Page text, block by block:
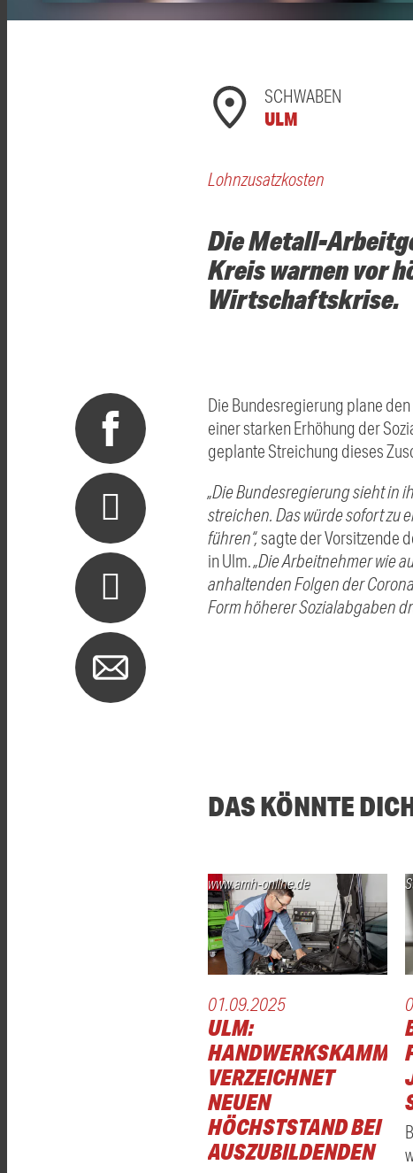
SCHWABEN
ULM
Lohnzusatzkosten
Die Metall-
Kreis warnen vor
Wirtschaftskrise.
Die Bundesregierung plane
einer starken Erhöhung der
geplante Streichung dieses
„Die Bundesregierung sieht in
streichen. Das würde sofort
führen“,sagte der Vorsitzende
in Ulm.„Die Arbeitnehmer wie
anhaltenden Folgen der
Form höherer Sozialabgaben
DAS KÖNNTE
www.amh-online.de
01.09.2025
ULM:
HANDWERKSKAMMER
VERZEICHNET
NEUEN
HÖCHSTSTAND BEI
AUSZUBILDENDEN